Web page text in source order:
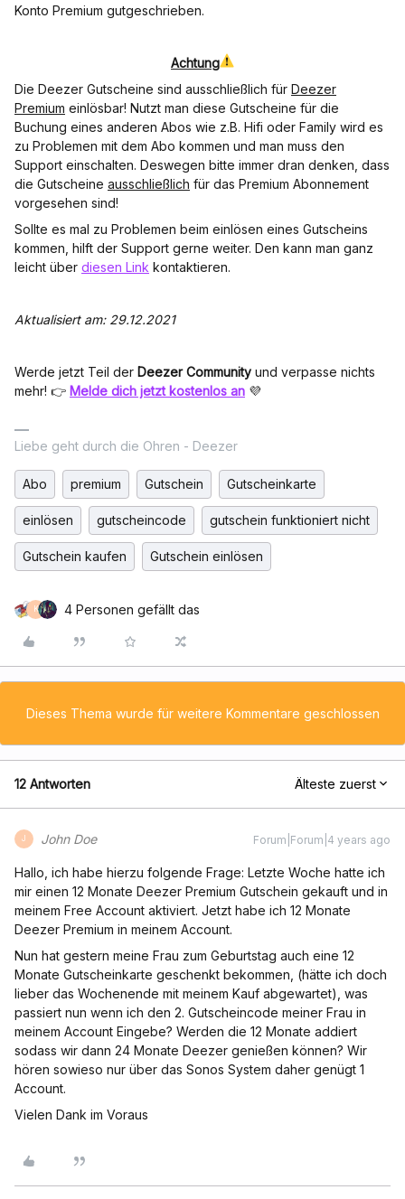
Konto Premium gutgeschrieben.
Achtung
Die Deezer Gutscheine sind ausschließlich für Deezer
Premium einlösbar! Nutzt man diese Gutscheine für die
Buchung eines anderen Abos wie z.B. Hifi oder Family wird es
zu Problemen mit dem Abo kommen und man muss den
Support einschalten. Deswegen bitte immer dran denken, dass
die Gutscheine ausschließlich für das Premium Abonnement
vorgesehen sind!
Sollte es mal zu Problemen beim einlösen eines Gutscheins
kommen, hilft der Support gerne weiter. Den kann man ganz
leicht über diesen Link kontaktieren.
Aktualisiert am: 29.12.2021
Werde jetzt Teil der Deezer Community und verpasse nichts
mehr! 👉 Melde dich jetzt kostenlos an 💜
Liebe geht durch die Ohren - Deezer
Abo premium Gutschein Gutscheinkarte
einlösen gutscheincode gutschein funktioniert nicht
Gutschein kaufen Gutschein einlösen
K 4 Personen gefällt das
Dieses Thema wurde für weitere Kommentare geschlossen
12 Antworten Älteste zuerst
J John Doe Forum|Forum|4 years ago
Hallo, ich habe hierzu folgende Frage: Letzte Woche hatte ich
mir einen 12 Monate Deezer Premium Gutschein gekauft und in
meinem Free Account aktiviert. Jetzt habe ich 12 Monate
Deezer Premium in meinem Account.
Nun hat gestern meine Frau zum Geburtstag auch eine 12
Monate Gutscheinkarte geschenkt bekommen, (hätte ich doch
lieber das Wochenende mit meinem Kauf abgewartet), was
passiert nun wenn ich den 2. Gutscheincode meiner Frau in
meinem Account Eingebe? Werden die 12 Monate addiert
sodass wir dann 24 Monate Deezer genießen können? Wir
hören sowieso nur über das Sonos System daher genügt 1
Account.
Vielen Dank im Voraus